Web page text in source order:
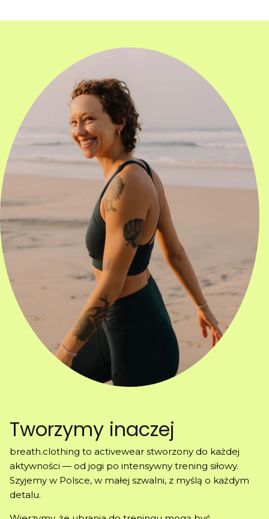
Tworzymy inaczej
breath.clothing to activewear stworzony do każdej
aktywności — od jogi po intensywny trening siłowy.
Szyjemy w Polsce, w małej szwalni, z myślą o każdym
detalu.